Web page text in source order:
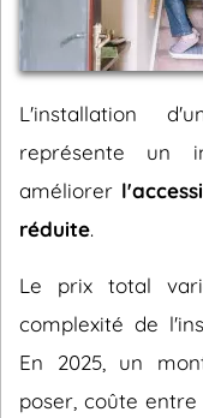
L'installation
représente un
améliorer
réduite.
Le prix total
complexité de
En 2025, un
poser, coûte entre